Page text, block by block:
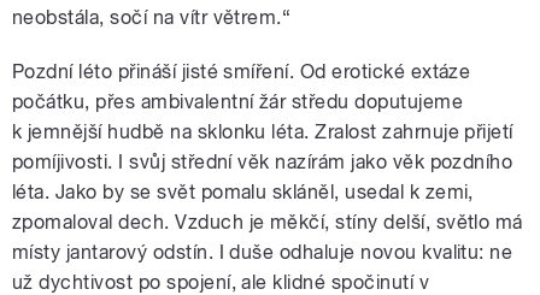
neobstála, sočí na vítr větrem.“
Pozdní léto přináší jisté smíření. Od erotické extáze
počátku, přes ambivalentní žár středu doputujeme
k jemnější hudbě na sklonku léta. Zralost zahrnuje přijetí
pomíjivosti. I svůj střední věk nazírám jako věk pozdního
léta. Jako by se svět pomalu skláněl, usedal k zemi,
zpomaloval dech. Vzduch je měkčí, stíny delší, světlo má
místy jantarový odstín. I duše odhaluje novou kvalitu: ne
už dychtivost po spojení, ale klidné spočinutí v